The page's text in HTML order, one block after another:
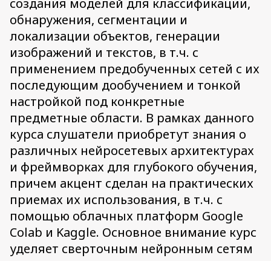
создания моделей для классификации,
обнаружения, сегментации и
локализации объектов, генерации
изображений и текстов, в т.ч. с
применением предобученных сетей с их
последующим дообучением и тонкой
настройкой под конкретные
предметные области. В рамках данного
курса слушатели приобретут знания о
различных нейросетевых архитектурах
и фреймворках для глубокого обучения,
причем акцент сделан на практических
приемах их использования, в т.ч. с
помощью облачных платформ Google
Colab и Kaggle. Основное внимание курс
уделяет сверточным нейронным сетям